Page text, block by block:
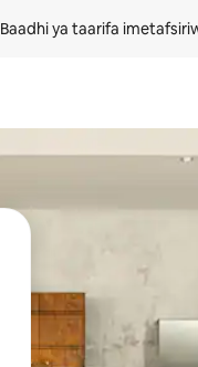
Baadhi ya taarifa